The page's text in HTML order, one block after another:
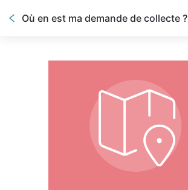
Où en est ma demande de collecte ?